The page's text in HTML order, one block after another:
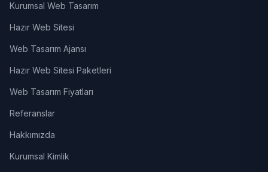
Kurumsal Web Tasarım
Hazır Web Sitesi
Web Tasarım Ajansı
Hazır Web Sitesi Paketleri
Web Tasarım Fiyatları
Referanslar
Hakkımızda
Kurumsal Kimlik